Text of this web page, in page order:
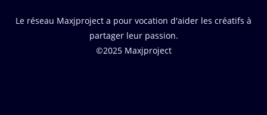
Le réseau Maxjproject a pour vocation d'aider les créatifs à
partager leur passion.
©2025 Maxjproject